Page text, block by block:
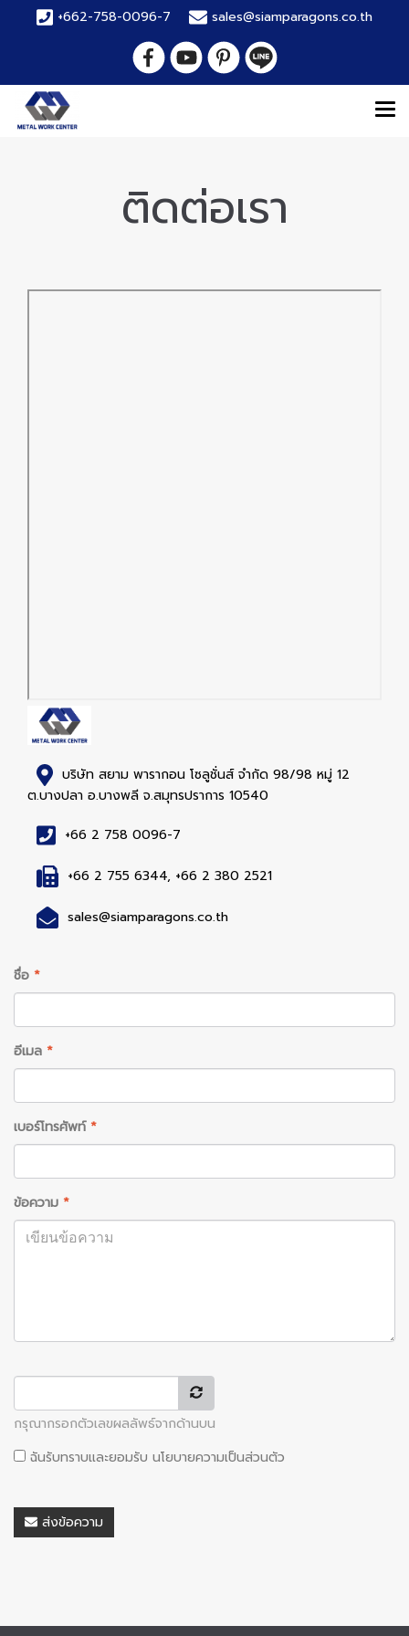
+662-758-0096-7 sales@siamparagons.co.th
ติดต่อเรา
บริษัท สยาม พารากอน โซลูชั่นส์ จำกัด 98/98 หมู่ 12
ต.บางปลา อ.บางพลี จ.สมุทรปราการ 10540
+66 2 758 0096-7
+66 2 755 6344, +66 2 380 2521
sales@siamparagons.co.th
ชื่อ *
อีเมล *
เบอร์โทรศัพท์*
ข้อความ *
กรุณากรอกตัวเลขผลลัพธ์จากด้านบน
ฉันรับทราบและยอมรับ นโยบายความเป็นส่วนตัว
ส่งข้อความ